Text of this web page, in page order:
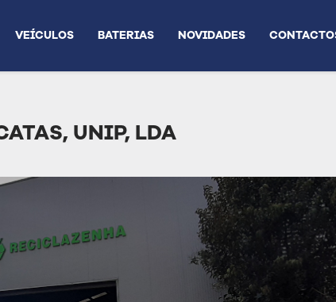
VEÍCULOS BATERIAS NOVIDADES
UNIP, LDA